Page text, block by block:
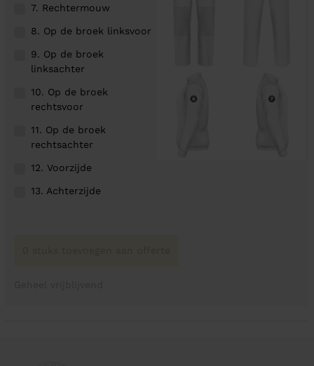
7. Rechtermouw
8. Op de broek linksvoor
9. Op de broek
linksachter
10. Op de broek
rechtsvoor
11. Op de broek
rechtsachter
12. Voorzijde
13. Achterzijde